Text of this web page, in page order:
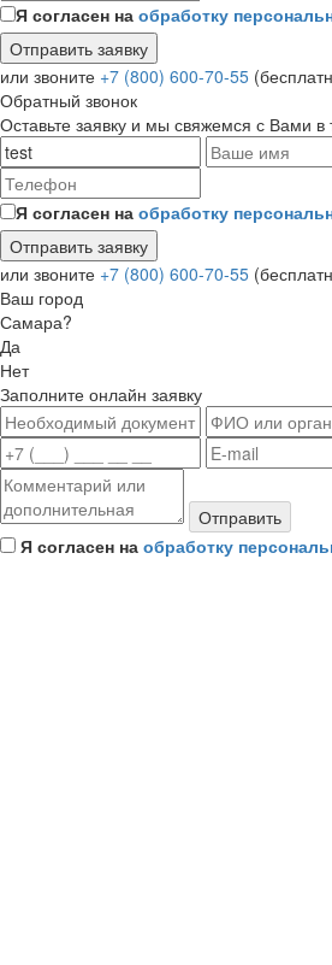
Я согласен на обработку
или звоните +7 (800) 600-70-55
Обратный звонок
Оставьте заявку и мы свяжемся с Вами в
Я согласен на обработку
или звоните +7 (800) 600-70-55
Ваш город
Самара?
Да
Нет
Заполните онлайн заявку
Отправить
Я согласен на обработку